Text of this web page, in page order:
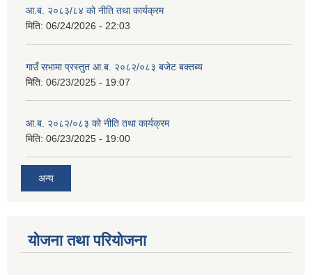
आ.ब. २०८३/८४ को नीति तथा कार्यक्रम
मिति: 06/24/2026 - 22:03
गाउँ सभामा प्रस्तुत आ.ब. २०८२/०८३ बजेट बक्तब्य
मिति: 06/23/2025 - 19:07
आ.ब. २०८२/०८३ को नीति तथा कार्यक्रम
मिति: 06/23/2025 - 19:00
अन्य
योजना तथा परियोजना